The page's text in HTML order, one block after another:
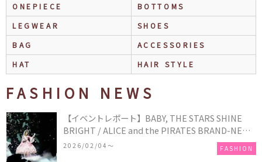
ONEPIECE
BOTTOMS
LEGWEAR
SHOES
BAG
ACCESSORIES
HAT
HAIR STYLE
FASHION NEWS
【イベントレポート】BABY, THE STARS SHINE
BRIGHT / ALICE and the PIRATES BRAND-NEW
COLLECTION in TOKYO
2026/02/04〜 FASHION